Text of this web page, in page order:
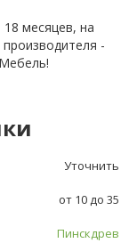
месяцев, на
-
Уточнить
от 10 до 35
Пинскдрев